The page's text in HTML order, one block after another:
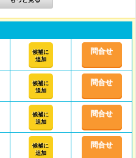
候補に
追加
問合せ
候補に
追加
問合せ
候補に
追加
問合せ
候補に
追加
問合せ